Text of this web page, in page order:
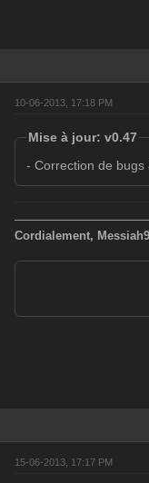
10-06-2013, 17:18 PM
Mise à jour: v0.47
- Correction de bugs
Cordialement,
15-06-2013, 17:17 PM